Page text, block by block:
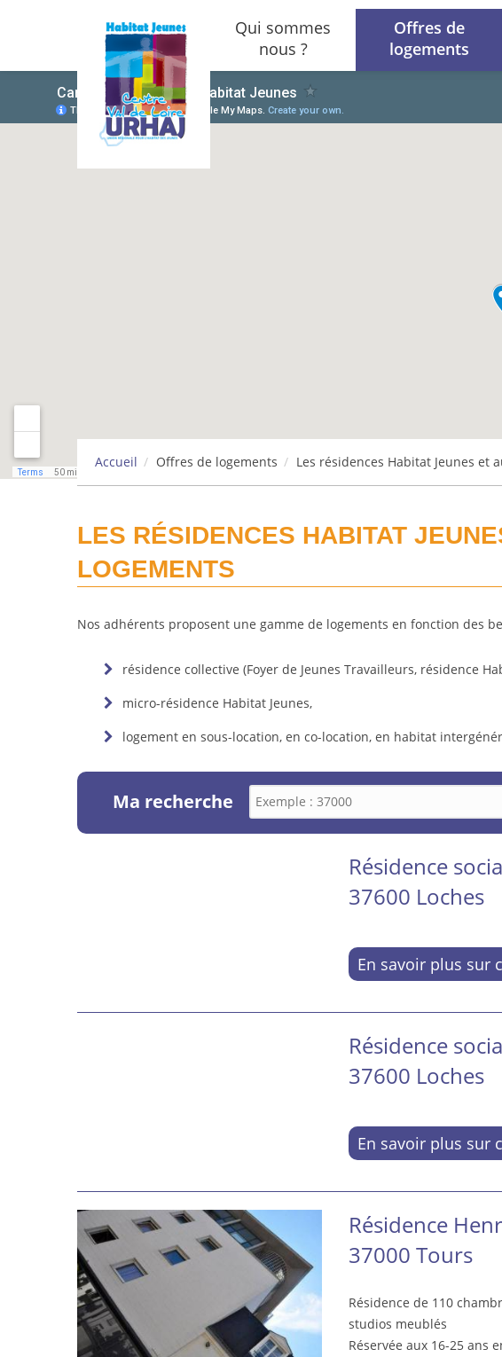
Qui sommes
nous ?
Offres de
logements
Accueil Offres de logements Les résidences Habitat Jeunes et
LES RÉSIDENCES HABITAT
LOGEMENTS
Nos adhérents proposent une gamme de logements en fonction des
résidence collective (Foyer de Jeunes Travailleurs, résidence
micro-résidence Habitat Jeunes,
logement en sous-location, en co-location, en habitat
Ma recherche
Résidence
37600 Loches
En savoir plus sur
Résidence
37600 Loches
En savoir plus sur
Résidence
37000 Tours
Résidence de 110
studios meublés
Réservée aux 16-25 ans